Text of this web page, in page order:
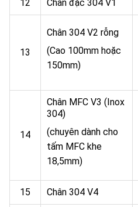
12 Chân đặc 304 V1
13
Chân 304 V2 rỗng
(Cao 100mm hoặc
150mm)
14
Chân MFC V3 (Inox
304)
(chuyên dành cho
tấm MFC khe
18,5mm)
15 Chân 304 V4